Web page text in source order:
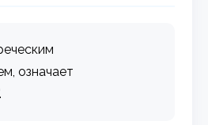
означает